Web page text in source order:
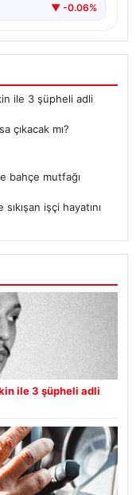
▼ -0.06%
ile 3 şüpheli adli
çıkacak mı?
bahçe mutfağı
işçi hayatını
ile 3 şüpheli adli